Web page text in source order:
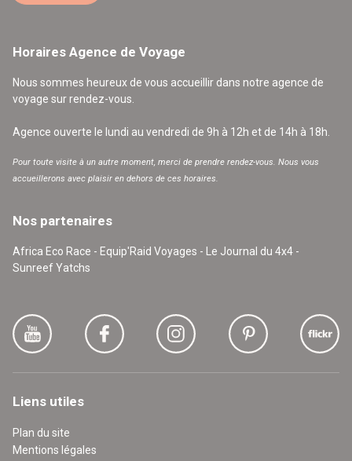
Horaires Agence de Voyage
Nous sommes heureux de vous accueillir dans notre agence de
voyage sur rendez-vous.
Agence ouverte le lundi au vendredi de 9h à 12h et de 14h à 18h.
Pour toute visite à un autre moment, merci de prendre rendez-vous. Nous vous
accueillerons avec plaisir en dehors de ces horaires.
Nos partenaires
Africa Eco Race - Equip'Raid Voyages - Le Journal du 4x4 -
Sunreef Yatchs
Liens utiles
Plan du site
Mentions légales